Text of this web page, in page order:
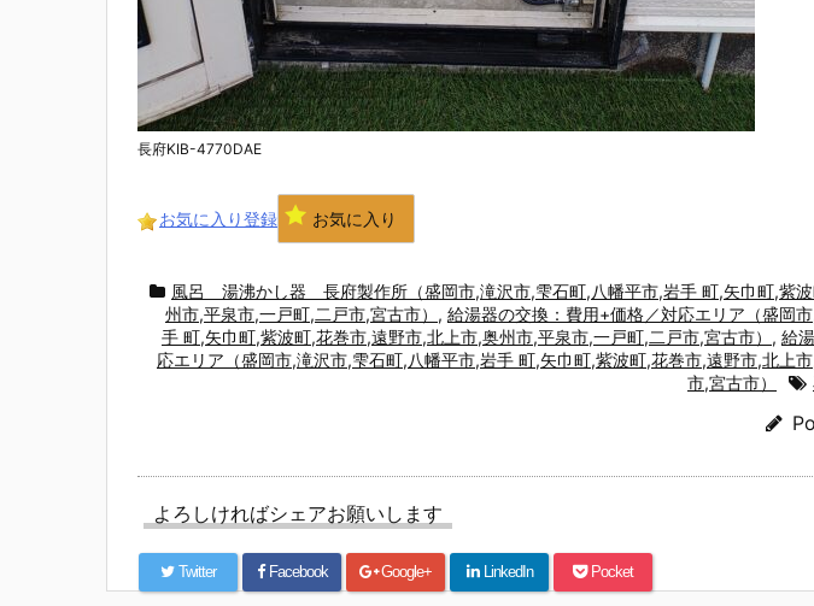
長府KIB-4770DAE
お気に入り登録 お気に入り
風呂 湯沸かし器 長府製作所（盛岡市,滝沢市,雫石町,八幡平市,岩手 町,矢巾町,紫
州市,平泉市,一戸町,二戸市,宮古市） , 給湯器の交換：費用+価格／対応エリア（盛岡
手 町,矢巾町,紫波町,花巻市,遠野市,北上市,奥州市,平泉市,一戸町,二戸市,宮古市） , 給
応エリア（盛岡市,滝沢市,雫石町,八幡平市,岩手 町,矢巾町,紫波町,花巻市,遠野市,北上
市,宮古市）
よろしければシェアお願いします
Twitter Facebook Google+ LinkedIn Pocket